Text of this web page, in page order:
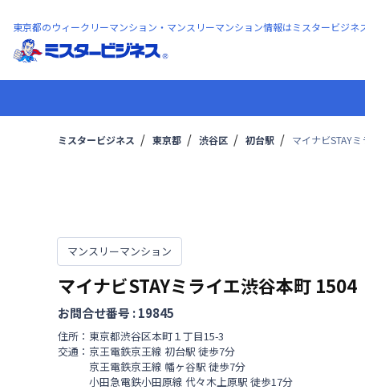
東京都のウィークリーマンション・マンスリーマンション情報はミスタービジネ
ミスタービジネス 東京都 渋谷区 初台駅 マイナビSTAY
マンスリーマンション
マイナビSTAYミライエ渋谷本町 1504
お問合せ番号 :19845
住所： 東京都渋谷区本町 １丁目15-3
交通： 京王電鉄京王線 初台駅 徒歩7分
京王電鉄京王線 幡ヶ谷駅 徒歩7分
小田急電鉄小田原線 代々木上原駅 徒歩17分